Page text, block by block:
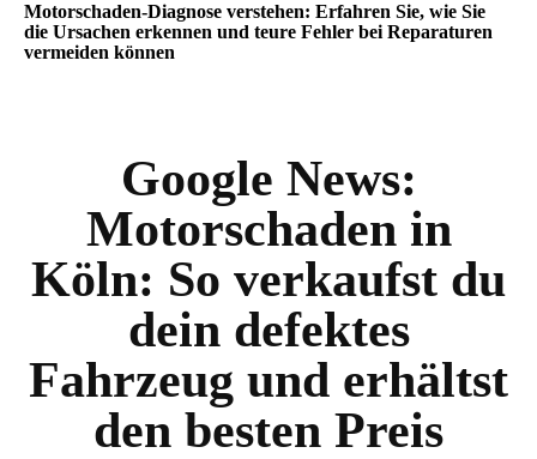
Motorschaden-Diagnose verstehen: Erfahren Sie, wie Sie
die Ursachen erkennen und teure Fehler bei Reparaturen
vermeiden können
Google News:
Motorschaden in
Köln: So verkaufst du
dein defektes
Fahrzeug und erhältst
den besten Preis